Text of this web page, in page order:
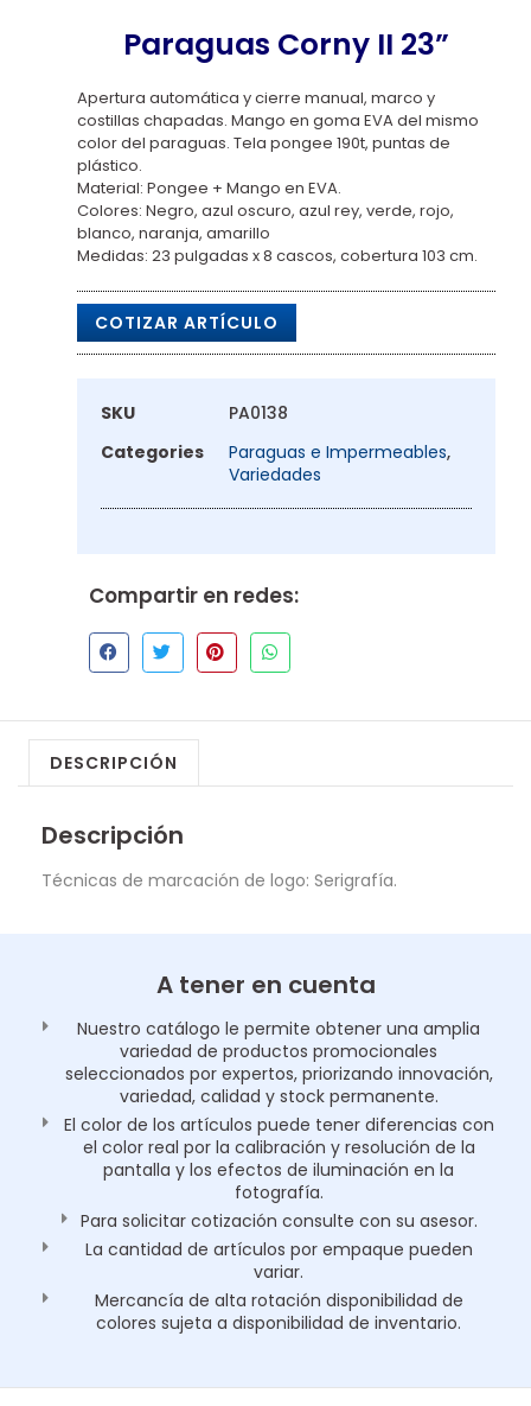
Paraguas Corny II 23”
Apertura automática y cierre manual, marco y
costillas chapadas. Mango en goma EVA del mismo
color del paraguas. Tela pongee 190t, puntas de
plástico.
Material: Pongee + Mango en EVA.
Colores: Negro, azul oscuro, azul rey, verde, rojo,
blanco, naranja, amarillo
Medidas: 23 pulgadas x 8 cascos, cobertura 103 cm.
COTIZAR ARTÍCULO
SKU
PA0138
Categories
Paraguas e Impermeables,
Variedades
Compartir en redes:
DESCRIPCIÓN
Descripción
Técnicas de marcación de logo: Serigrafía.
A tener en cuenta
Nuestro catálogo le permite obtener una amplia
variedad de productos promocionales
seleccionados por expertos, priorizando innovación,
variedad, calidad y stock permanente.
El color de los artículos puede tener diferencias con
el color real por la calibración y resolución de la
pantalla y los efectos de iluminación en la
fotografía.
Para solicitar cotización consulte con su asesor.
La cantidad de artículos por empaque pueden
variar.
Mercancía de alta rotación disponibilidad de
colores sujeta a disponibilidad de inventario.